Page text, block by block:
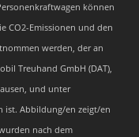
können
CO2-Emissionen und den
werden, der an
Treuhand GmbH (DAT),
und unter
Abbildung/en zeigt/en
nach dem